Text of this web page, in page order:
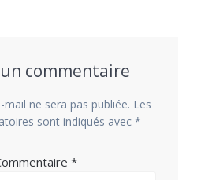
commentaire
ne sera pas publiée. Les
sont indiqués avec *
*